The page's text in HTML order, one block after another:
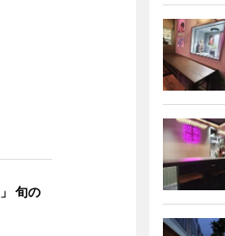
旬の